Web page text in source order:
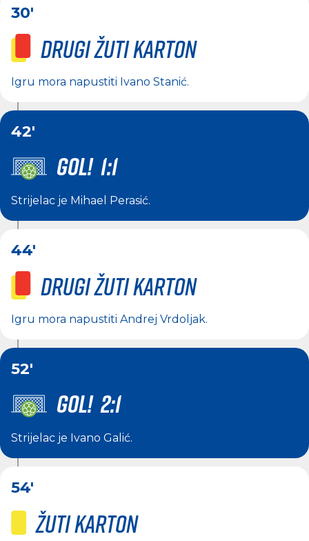
30'
Drugi žuti karton
Igru mora napustiti Ivano Stanić.
42'
GOL! 1:1
Strijelac je Mihael Perasić.
44'
Drugi žuti karton
Igru mora napustiti Andrej Vrdoljak.
52'
GOL! 2:1
Strijelac je Ivano Galić.
54'
Žuti karton